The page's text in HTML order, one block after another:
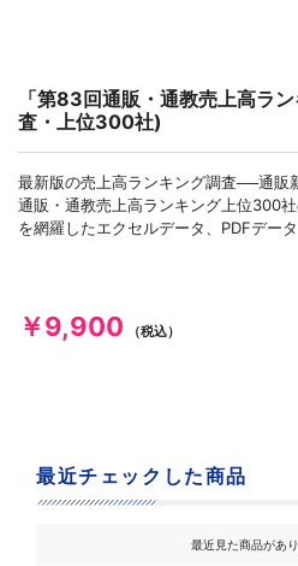
「第83回通販・通教売上高ラ
査・上位300社)
最新版の売上高ランキング調査──通販
通販・通教売上高ランキング上位300
を網羅したエクセルデータ、PDFデータ
￥9,900 （税込）
最近チェックした商品
最近見た商品があり